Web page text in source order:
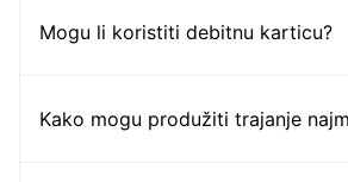
Mogu li koristiti debitnu karticu?
Kako mogu produžiti trajanje